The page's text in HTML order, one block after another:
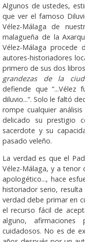
Algunos de ustedes,
que ver el famoso
Vélez-Málaga de
malagueña de la
Vélez-Málaga
autores-historiadores
primero de sus dos
grandezas de la
defiende que
diluvio...”. Solo le faltó
rompe cualquier
delicado su prestigio
sacerdote y su
pasado veleño.
La verdad es que el
Vélez-Málaga, y a
apologético..., hace
historiador serio,
verdad debe primar en
el recurso fácil de
alguno,
cuidadosos. No es de